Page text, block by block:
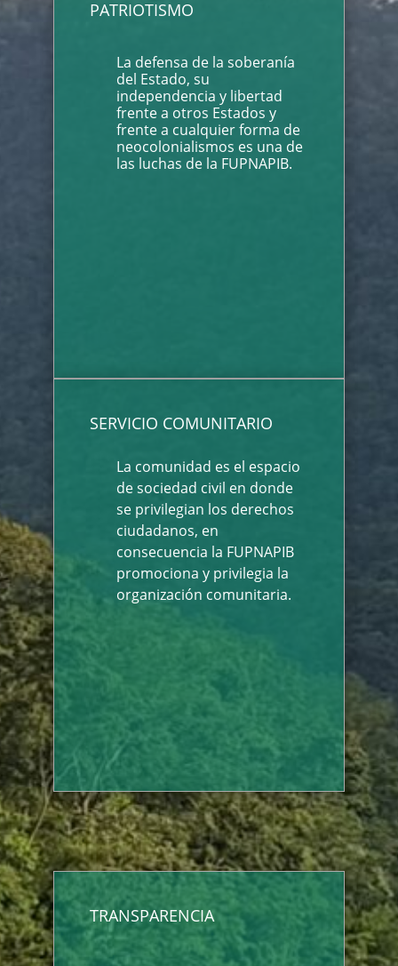
PATRIOTISMO
La defensa de la soberanía
del Estado, su
independencia y libertad
frente a otros Estados y
frente a cualquier forma de
neocolonialismos es una de
las luchas de la FUPNAPIB.
SERVICIO COMUNITARIO
La comunidad es el espacio
de sociedad civil en donde
se privilegian los derechos
ciudadanos, en
consecuencia la FUPNAPIB
promociona y privilegia la
organización comunitaria.
TRANSPARENCIA